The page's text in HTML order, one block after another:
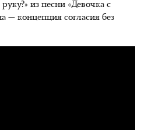
из песни «Девочка с
— концепция согласия без